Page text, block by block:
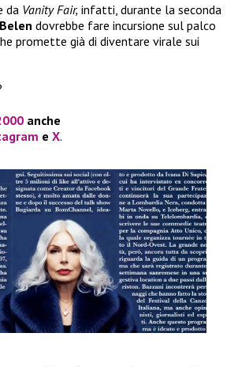
da Vanity Fair, infatti, durante la seconda
Belen dovrebbe fare incursione sul palco
promette già di diventare virale sui
anche
e X.